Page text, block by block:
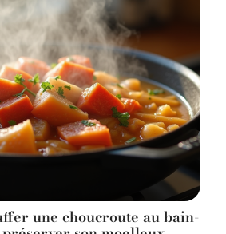
une choucroute au bain-